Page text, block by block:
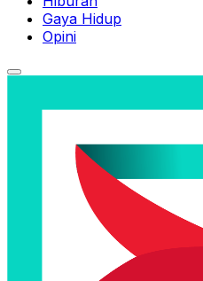
Gaya Hidup
Opini